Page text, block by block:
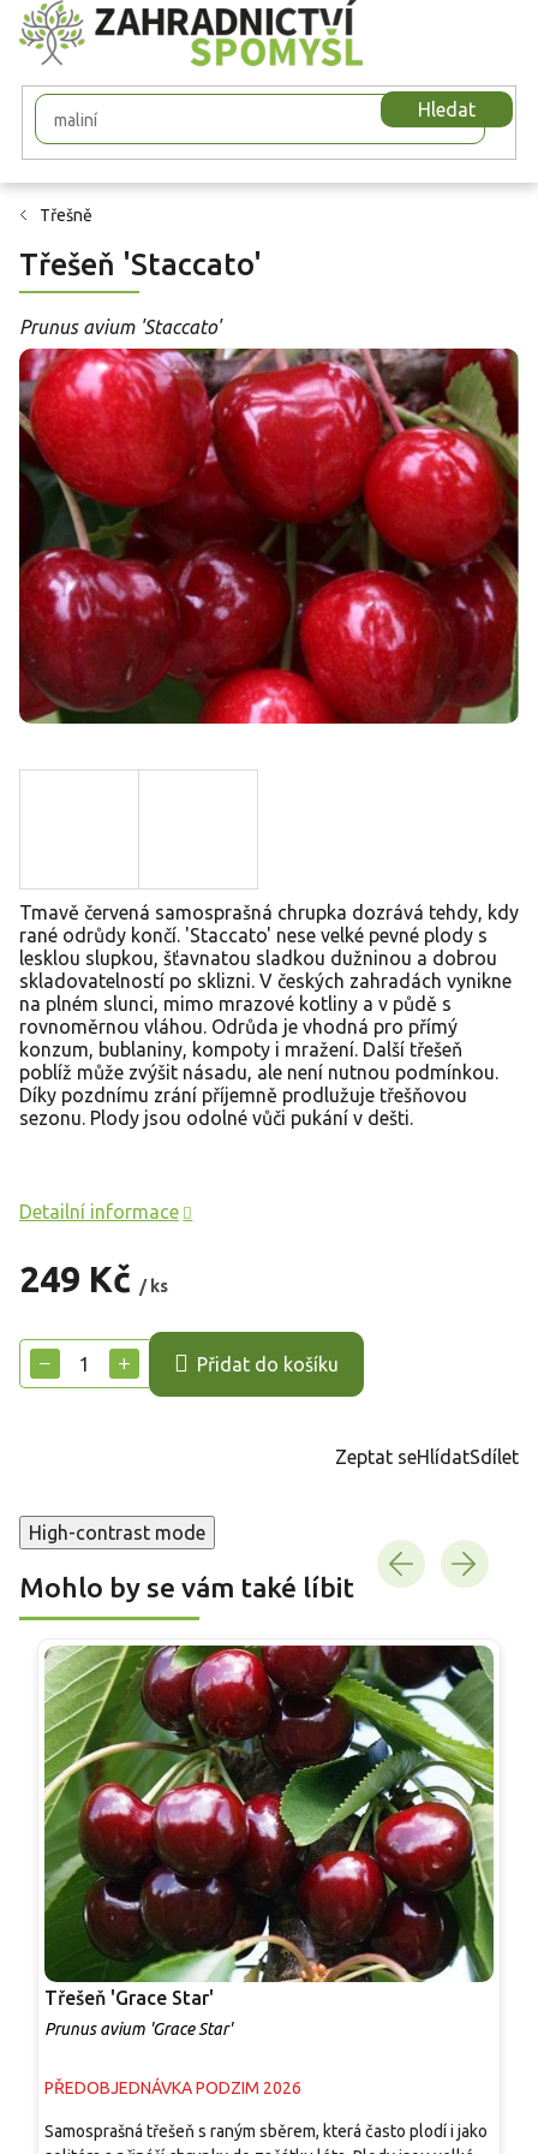
Přejít
na
obsah
Hledat
Třešně
Třešeň 'Staccato'
Prunus avium 'Staccato'
249 Kč / ks
cena:
+
− Přidat do košíku
Tmavě červená samosprašná chrupka dozrává tehdy, kdy
rané odrůdy končí. 'Staccato' nese velké pevné plody s
lesklou slupkou, šťavnatou sladkou dužninou a dobrou
skladovatelností po sklizni. V českých zahradách vynikne
na plném slunci, mimo mrazové kotliny a v půdě s
rovnoměrnou vláhou. Odrůda je vhodná pro přímý
konzum, bublaniny, kompoty i mražení. Další třešeň
poblíž může zvýšit násadu, ale není nutnou podmínkou.
Díky pozdnímu zrání příjemně prodlužuje třešňovou
sezonu. Plody jsou odolné vůči pukání v dešti.
Detailní informace
Zeptat seHlídatSdílet
High-contrast mode
Mohlo by se vám také líbit
Třešeň 'Grace Star'
Prunus avium 'Grace Star'
PŘEDOBJEDNÁVKA PODZIM 2026
Samosprašná třešeň s raným sběrem, která často plodí i jako